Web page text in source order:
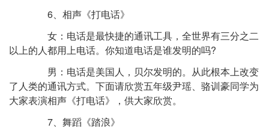
6、相声《打电话》
女：电话是最快捷的通讯工具，全世界有三分之二
以上的人都用上电话。你知道电话是谁发明的吗?
男：电话是美国人，贝尔发明的。从此根本上改变
了人类的通讯方式。下面请欣赏五年级尹瑶、骆训豪同学为
大家表演相声《打电话》，供大家欣赏。
7、舞蹈《踏浪》